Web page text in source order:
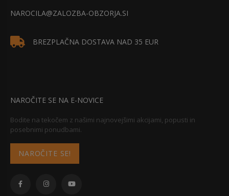
NAROCILA@ZALOZBA-OBZORJA.SI
BREZPLAČNA DOSTAVA NAD 35 EUR
NAROČITE SE NA E-NOVICE
Bodite na tekočem z našimi najnovejšimi akcijami, popusti in
posebnimi ponudbami.
NAROČITE SE!